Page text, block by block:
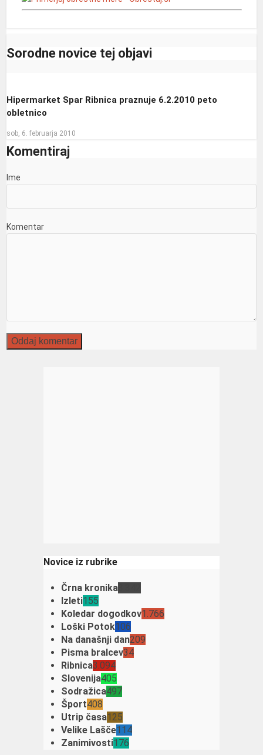
Sorodne novice tej objavi
Hipermarket Spar Ribnica praznuje 6.2.2010 peto
obletnico
sob, 6. februarja 2010
Komentiraj
Ime
Komentar
Novice iz rubrike
Črna kronika
Izleti155
Koledar dogodkov1.766
Loški Potok106
Na današnji dan209
Pisma bralcev34
Ribnica3.094
Slovenija405
Sodražica497
Šport408
Utrip časa125
Velike Lašče114
Zanimivosti176